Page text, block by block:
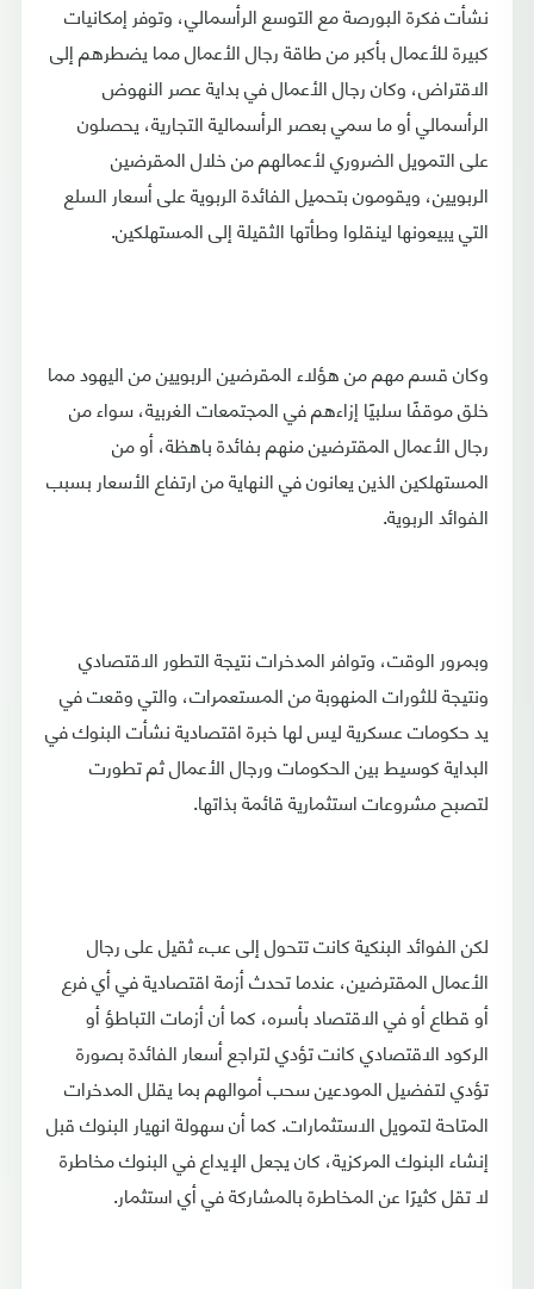
نشأت فكرة البورصة مع التوسع الرأسمالي، وتوفر إمكانيات
كبيرة للأعمال بأكبر من طاقة رجال الأعمال مما يضطرهم إلى
الاقتراض، وكان رجال الأعمال في بداية عصر النهوض
الرأسمالي أو ما سمي بعصر الرأسمالية التجارية، يحصلون
على التمويل الضروري لأعمالهم من خلال المقرضين
الربويين، ويقومون بتحميل الفائدة الربوية على أسعار السلع
التي يبيعونها لينقلوا وطأتها الثقيلة إلى المستهلكين.
وكان قسم مهم من هؤلاء المقرضين الربويين من اليهود مما
خلق موقفًا سلبيًا إزاءهم في المجتمعات الغربية، سواء من
رجال الأعمال المقترضين منهم بفائدة باهظة، أو من
المستهلكين الذين يعانون في النهاية من ارتفاع الأسعار بسبب
الفوائد الربوية.
وبمرور الوقت، وتوافر المدخرات نتيجة التطور الاقتصادي
ونتيجة للثورات المنهوبة من المستعمرات، والتي وقعت في
يد حكومات عسكرية ليس لها خبرة اقتصادية نشأت البنوك في
البداية كوسيط بين الحكومات ورجال الأعمال ثم تطورت
لتصبح مشروعات استثمارية قائمة بذاتها.
لكن الفوائد البنكية كانت تتحول إلى عبء ثقيل على رجال
الأعمال المقترضين، عندما تحدث أزمة اقتصادية في أي فرع
أو قطاع أو في الاقتصاد بأسره، كما أن أزمات التباطؤ أو
الركود الاقتصادي كانت تؤدي لتراجع أسعار الفائدة بصورة
تؤدي لتفضيل المودعين سحب أموالهم بما يقلل المدخرات
المتاحة لتمويل الاستثمارات. كما أن سهولة انهيار البنوك قبل
إنشاء البنوك المركزية، كان يجعل الإيداع في البنوك مخاطرة
لا تقل كثيرًا عن المخاطرة بالمشاركة في أي استثمار.